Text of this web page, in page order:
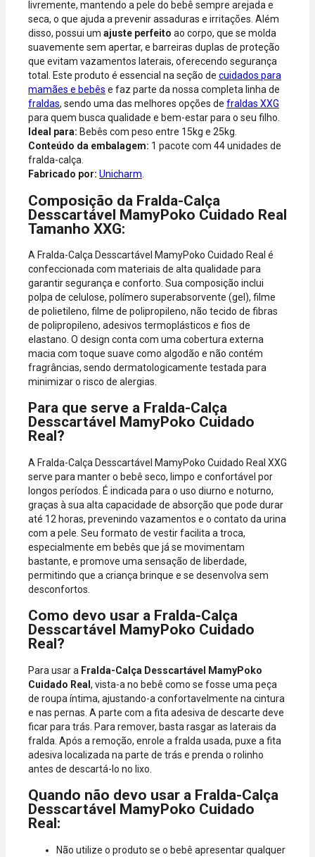
Hipercard,
American
Express, Elo e
Diners.
livremente, mantendo a pele do bebê sempre arejada e
seca, o que ajuda a prevenir assaduras e irritações. Além
disso, possui um ajuste perfeito ao corpo, que se molda
suavemente sem apertar, e barreiras duplas de proteção
que evitam vazamentos laterais, oferecendo segurança
total. Este produto é essencial na seção de cuidados para
mamães e bebês e faz parte da nossa completa linha de
fraldas, sendo uma das melhores opções de fraldas XXG
para quem busca qualidade e bem-estar para o seu filho.
Ideal para: Bebês com peso entre 15kg e 25kg.
Conteúdo da embalagem: 1 pacote com 44 unidades de
fralda-calça.
Fabricado por: Unicharm
Composição da Fralda-Calça
Desscartável MamyPoko Cuidado Real
Tamanho XXG:
A Fralda-Calça Desscartável MamyPoko Cuidado Real é
confeccionada com materiais de alta qualidade para
garantir segurança e conforto. Sua composição inclui
polpa de celulose, polímero superabsorvente (gel), filme
de polietileno, filme de polipropileno, não tecido de fibras
de polipropileno, adesivos termoplásticos e fios de
elastano. O design conta com uma cobertura externa
macia com toque suave como algodão e não contém
fragrâncias, sendo dermatologicamente testada para
minimizar o risco de alergias.
Para que serve a Fralda-Calça
Desscartável MamyPoko Cuidado
Real?
A Fralda-Calça Desscartável MamyPoko Cuidado Real XXG
serve para manter o bebê seco, limpo e confortável por
longos períodos. É indicada para o uso diurno e noturno,
graças à sua alta capacidade de absorção que pode durar
até 12 horas, prevenindo vazamentos e o contato da urina
com a pele. Seu formato de vestir facilita a troca,
especialmente em bebês que já se movimentam
bastante, e promove uma sensação de liberdade,
permitindo que a criança brinque e se desenvolva sem
desconfortos.
Como devo usar a Fralda-Calça
Desscartável MamyPoko Cuidado
Real?
Para usar a Fralda-Calça Desscartável MamyPoko
Cuidado Real , vista-a no bebê como se fosse uma peça
de roupa íntima, ajustando-a confortavelmente na cintura
e nas pernas. A parte com a fita adesiva de descarte deve
ficar para trás. Para remover, basta rasgar as laterais da
fralda. Após a remoção, enrole a fralda usada, puxe a fita
adesiva localizada na parte de trás e prenda o rolinho
antes de descartá-lo no lixo.
Quando não devo usar a Fralda-Calça
Desscartável MamyPoko Cuidado
Real:
Não utilize o produto se o bebê apresentar qualquer